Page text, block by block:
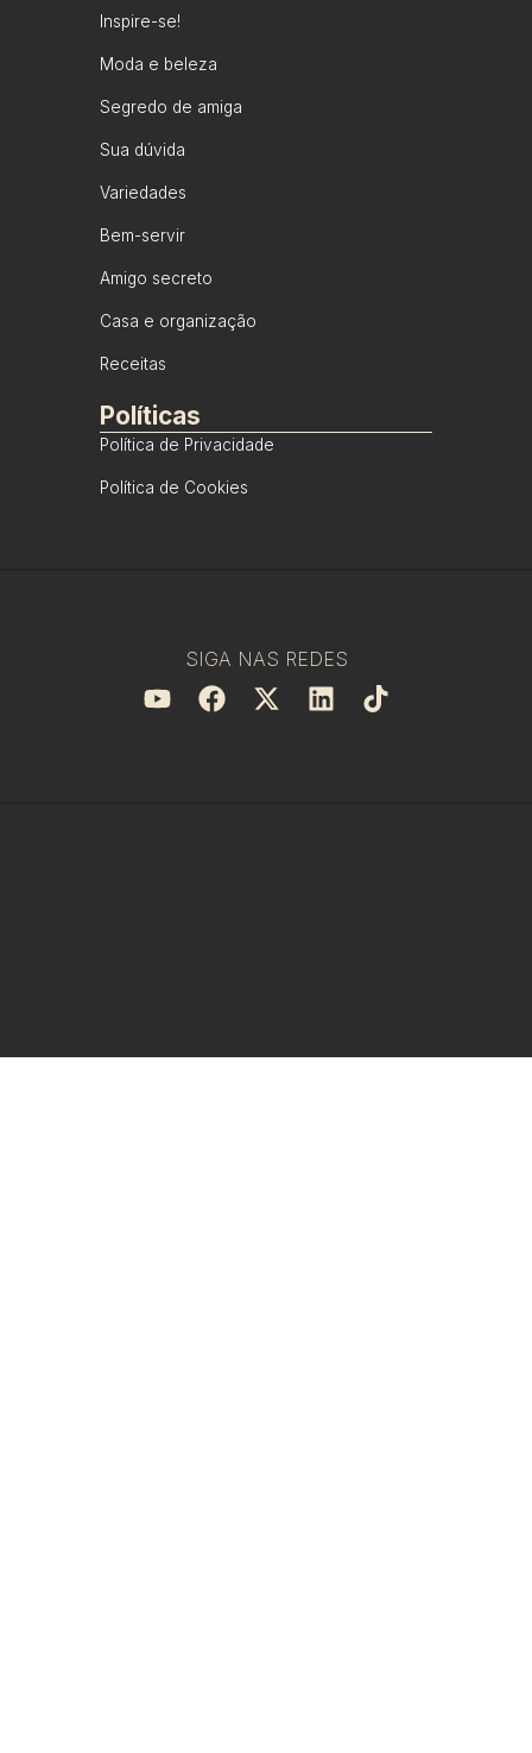
Inspire-se!
Moda e beleza
Segredo de amiga
Sua dúvida
Variedades
Bem-servir
Amigo secreto
Casa e organização
Receitas
Políticas
Política de Privacidade
Política de Cookies
SIGA NAS REDES